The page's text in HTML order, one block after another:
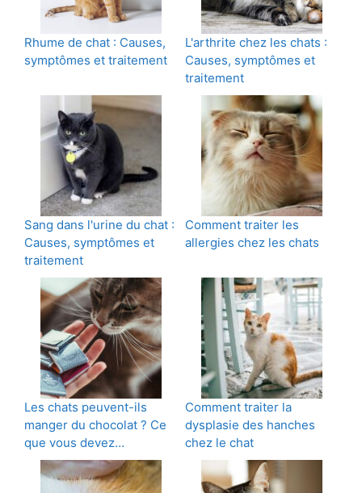
Rhume de chat : Causes,
symptômes et traitement
L'arthrite chez les chats :
Causes, symptômes et
traitement
Sang dans l'urine du chat :
Causes, symptômes et
traitement
Comment traiter les
allergies chez les chats
Les chats peuvent-ils
manger du chocolat ? Ce
que vous devez…
Comment traiter la
dysplasie des hanches
chez le chat